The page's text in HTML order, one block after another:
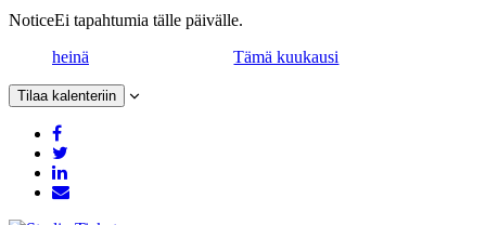
NoticeEi tapahtumia tälle päivälle.
heinä
Tämä kuukausi
Tilaa kalenteriin